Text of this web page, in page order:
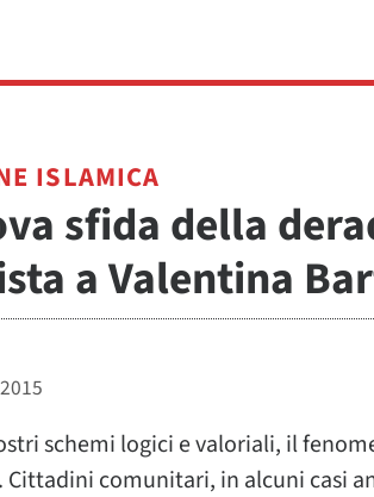
ISLAMICA
sfida della
a Valentina
schemi logici e valoriali, il
Cittadini comunitari, in alcuni casi